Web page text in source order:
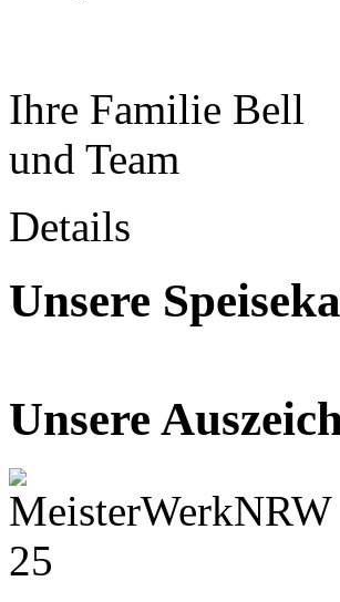
Ihre Familie Bell
und Team
Details
Unsere
Unsere